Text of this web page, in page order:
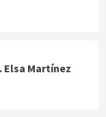
Elsa Martínez